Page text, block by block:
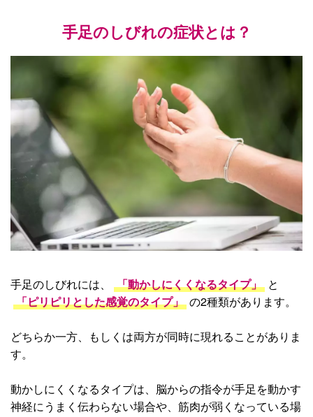
手足のしびれの症状とは？
手足のしびれには、 「動かしにくくなるタイプ」 と
「ピリピリとした感覚のタイプ」 の2種類があります。
どちらか一方、もしくは両方が同時に現れることがありま
す。
動かしにくくなるタイプは、脳からの指令が手足を動かす
神経にうまく伝わらない場合や、筋肉が弱くなっている場